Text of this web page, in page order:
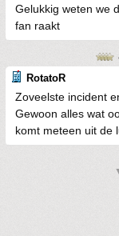
Gelukkig weten we
fan raakt
RotatoR
Zoveelste incident
Gewoon alles wat
komt meteen uit de